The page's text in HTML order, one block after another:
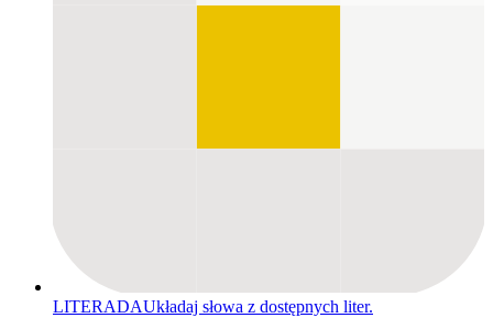
LITERADAUkładaj słowa z dostępnych liter.